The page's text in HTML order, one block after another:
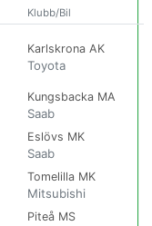
Klubb/Bil
Karlskrona AK
Toyota
Kungsbacka MA
Saab
Eslövs MK
Saab
Tomelilla MK
Mitsubishi
Piteå MS